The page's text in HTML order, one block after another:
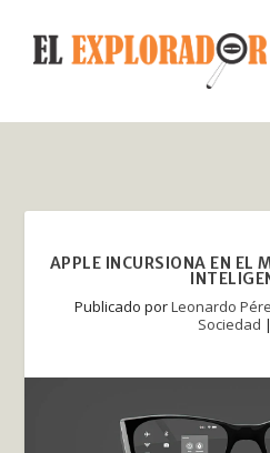
APPLE INCURSIONA EN EL
Publicado porLeonardo
Sociedad |